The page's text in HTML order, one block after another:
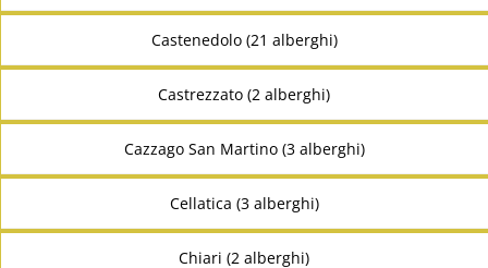
Castenedolo (21 alberghi)
Castrezzato (2 alberghi)
Cazzago San Martino (3 alberghi)
Cellatica (3 alberghi)
Chiari (2 alberghi)